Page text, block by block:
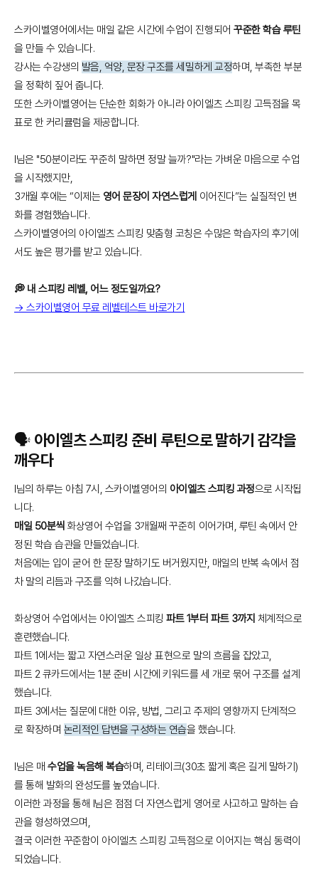
스카이벨영어에서는 매일 같은 시간에 수업이 진행되어꾸준한 학습 루틴
을 만들 수 있습니다.
강사는 수강생의 발음, 억양, 문장 구조를 세밀하게 교정하며, 부족한 부분
을 정확히 짚어 줍니다.
또한 스카이벨영어는 단순한 회화가 아니라 아이엘츠 스피킹 고득점을 목
표로 한 커리큘럼을 제공합니다.
I님은 "50분이라도 꾸준히 말하면 정말 늘까?"라는 가벼운 마음으로 수업
을 시작했지만,
3개월 후에는 “이제는 영어 문장이 자연스럽게 이어진다”는 실질적인 변
화를 경험했습니다.
스카이벨영어의 아이엘츠 스피킹 맞춤형 코칭은 수많은 학습자의 후기에
서도 높은 평가를 받고 있습니다.
💭 내 스피킹 레벨, 어느 정도일까요?
→ 스카이벨영어 무료 레벨테스트 바로가기
🗣️ 아이엘츠 스피킹 준비 루틴으로 말하기 감각을
깨우다
I님의 하루는 아침 7시, 스카이벨영어의 아이엘츠 스피킹 과정으로 시작됩
니다.
매일 50분씩 화상영어 수업을 3개월째 꾸준히 이어가며, 루틴 속에서 안
정된 학습 습관을 만들었습니다.
처음에는 입이 굳어 한 문장 말하기도 버거웠지만, 매일의 반복 속에서 점
차 말의 리듬과 구조를 익혀 나갔습니다.
화상영어 수업에서는 아이엘츠 스피킹파트 1부터 파트 3까지 체계적으로
훈련했습니다.
파트 1에서는 짧고 자연스러운 일상 표현으로 말의 흐름을 잡았고,
파트 2 큐카드에서는 1분 준비 시간에 키워드를 세 개로 묶어 구조를 설계
했습니다.
파트 3에서는 질문에 대한 이유, 방법, 그리고 주제의 영향까지 단계적으
로 확장하며 논리적인 답변을 구성하는 연습을 했습니다.
I님은 매수업을 녹음해 복습하며, 리테이크(30초 짧게 혹은 길게 말하기)
를 통해 발화의 완성도를 높였습니다.
이러한 과정을 통해 I님은 점점 더 자연스럽게 영어로 사고하고 말하는 습
관을 형성하였으며,
결국 이러한 꾸준함이 아이엘츠 스피킹 고득점으로 이어지는 핵심 동력이
되었습니다.